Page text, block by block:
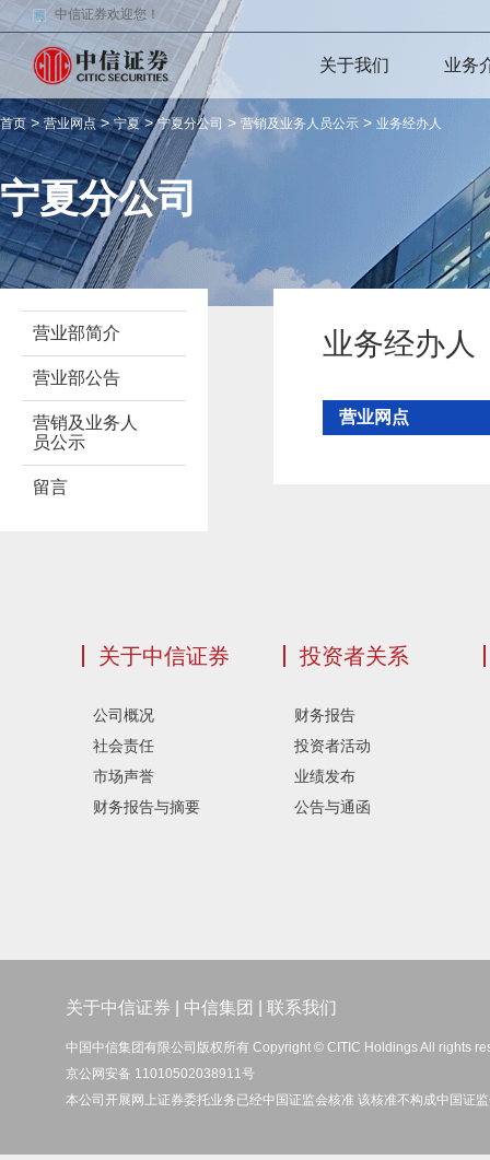
中信证券欢迎您！
关于我们 业务
首页>营业网点>宁夏>宁夏分公司 > 营销及业务人员公示 > 业务经办人
宁夏分公司
营业部简介
营业部公告
营销及业务人
员公示
留言
业务经办人
营业网点
关于中信证券
公司概况
社会责任
市场声誉
财务报告与摘要
投资者关系
财务报告
投资者活动
业绩发布
公告与通函
关于中信证券 中信集团 联系我们
中国中信集团有限公司版权所有 Copyright © CITIC Holdings All rights
京公网安备 11010502038911号
本公司开展网上证券委托业务已经中国证监会核准 该核准不构成中国证